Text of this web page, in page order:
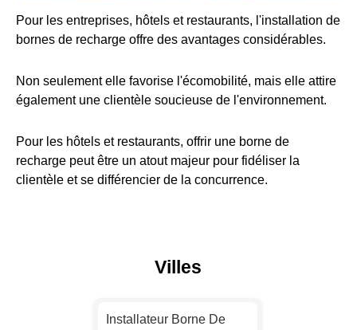
Pour les entreprises, hôtels et restaurants, l'installation de
bornes de recharge offre des avantages considérables.
Non seulement elle favorise l'écomobilité, mais elle attire
également une clientèle soucieuse de l'environnement.
Pour les hôtels et restaurants, offrir une borne de
recharge peut être un atout majeur pour fidéliser la
clientèle et se différencier de la concurrence.
Villes
Installateur Borne De